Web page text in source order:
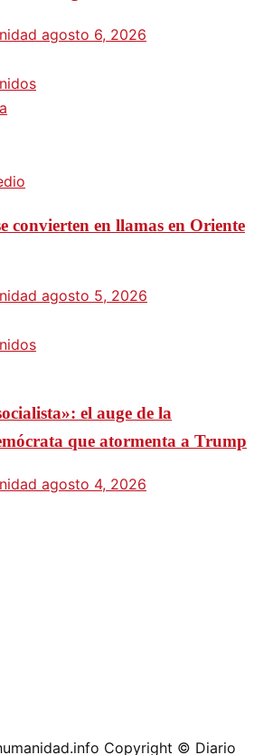
agosto 6, 2026
convierten en llamas en Oriente
agosto 5, 2026
el auge de la
que atormenta a Trump
agosto 4, 2026
Copyright © Diario